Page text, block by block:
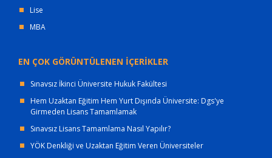
Lise
MBA
EN ÇOK GÖRÜNTÜLENEN İÇERİKLER
Sınavsız İkinci Üniversite Hukuk Fakültesi
Hem Uzaktan Eğitim Hem Yurt Dışında Üniversite: Dgs'ye
Girmeden Lisans Tamamlamak
Sınavsız Lisans Tamamlama Nasıl Yapılır?
YÖK Denkliği ve Uzaktan Eğitim Veren Üniversiteler